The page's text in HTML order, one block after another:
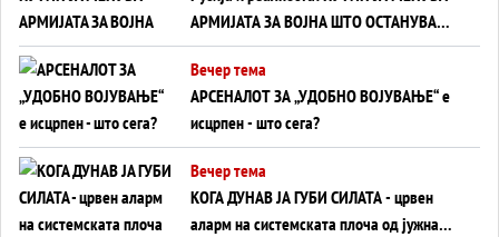
АРМИЈАТА ЗА ВОЈНА ШТО ОСТАНУВА
БЕЗ ФРОНТ
Вечер тема
АРСЕНАЛОТ ЗА „УДОБНО ВОЈУВАЊЕ“ е
исцрпен - што сега?
Вечер тема
КОГА ДУНАВ ЈА ГУБИ СИЛАТА - црвен
аларм на системската плоча од јужна